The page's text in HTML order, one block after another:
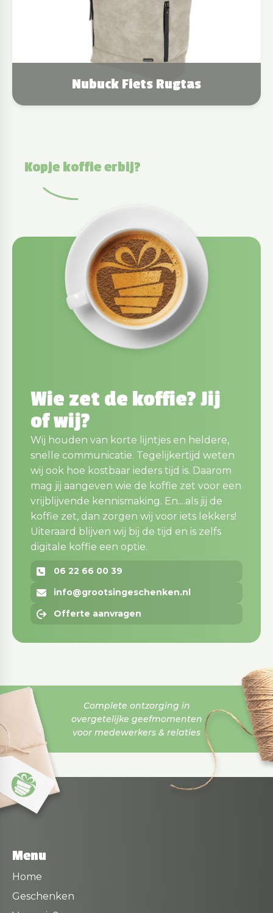
Nubuck Fiets Rugtas
Kopje koffie erbij?
Wie zet de koffie? Jij
of wij?
Wij houden van korte lijntjes en heldere,
snelle communicatie. Tegelijkertijd weten
wij ook hoe kostbaar ieders tijd is. Daarom
mag jij aangeven wie de koffie zet voor een
vrijblijvende kennismaking. En....als jij de
koffie zet, dan zorgen wij voor iets lekkers!
Uiteraard blijven wij bij de tijd en is zelfs
digitale koffie een optie.
06 22 66 00 39
info@grootsingeschenken.nl
Offerte aanvragen
Complete ontzorging in
overgetelijke geefmomenten
voor medewerkers & relaties
Menu
Home
Geschenken